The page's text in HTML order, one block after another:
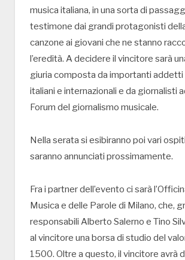
musica italiana, in una sorta di
testimone dai grandi protagonisti
canzone ai giovani che ne stanno
l’eredità. A decidere il vincitore sarà
giuria composta da importanti addetti
italiani e internazionali e da giornalisti
Forum del giornalismo musicale.
Nella serata si esibiranno poi vari
saranno annunciati prossimamente.
Fra i partner dell’evento ci sarà
Musica e delle Parole di Milano, che,
responsabili Alberto Salerno e Tino
al vincitore una borsa di studio del
1500. Oltre a questo, il vincitore avrà